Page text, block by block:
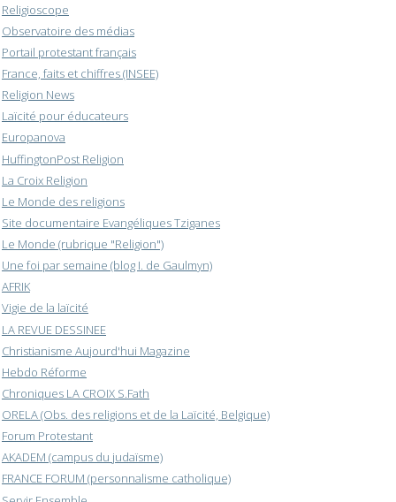
Religioscope
Observatoire des médias
Portail protestant français
France, faits et chiffres (INSEE)
Religion News
Laïcité pour éducateurs
Europanova
HuffingtonPost Religion
La Croix Religion
Le Monde des religions
Site documentaire Evangéliques Tziganes
Le Monde (rubrique "Religion")
Une foi par semaine (blog I. de Gaulmyn)
AFRIK
Vigie de la laïcité
LA REVUE DESSINEE
Christianisme Aujourd'hui Magazine
Hebdo Réforme
Chroniques LA CROIX S.Fath
ORELA (Obs. des religions et de la Laïcité, Belgique)
Forum Protestant
AKADEM (campus du judaïsme)
FRANCE FORUM (personnalisme catholique)